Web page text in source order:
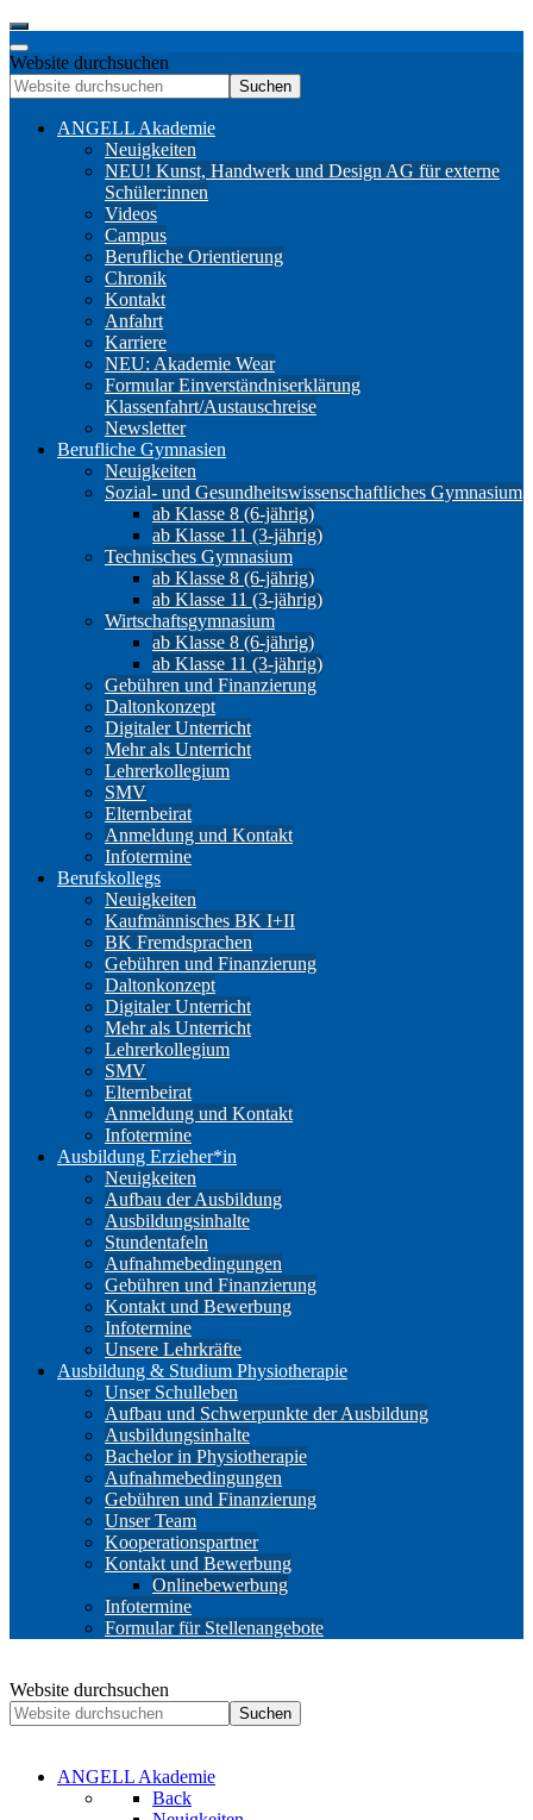
Website durchsuchen
Suchen
ANGELL Akademie
Neuigkeiten
NEU! Kunst, Handwerk und Design AG für externe
Schüler:innen
Videos
Campus
Berufliche Orientierung
Chronik
Kontakt
Anfahrt
Karriere
NEU: Akademie Wear
Formular Einverständniserklärung
Klassenfahrt/Austauschreise
Newsletter
Berufliche Gymnasien
Neuigkeiten
Sozial- und Gesundheitswissenschaftliches Gymnasium
ab Klasse 8 (6-jährig)
ab Klasse 11 (3-jährig)
Technisches Gymnasium
ab Klasse 8 (6-jährig)
ab Klasse 11 (3-jährig)
Wirtschaftsgymnasium
ab Klasse 8 (6-jährig)
ab Klasse 11 (3-jährig)
Gebühren und Finanzierung
Daltonkonzept
Digitaler Unterricht
Mehr als Unterricht
Lehrerkollegium
SMV
Elternbeirat
Anmeldung und Kontakt
Infotermine
Berufskollegs
Neuigkeiten
Kaufmännisches BK I+II
BK Fremdsprachen
Gebühren und Finanzierung
Daltonkonzept
Digitaler Unterricht
Mehr als Unterricht
Lehrerkollegium
SMV
Elternbeirat
Anmeldung und Kontakt
Infotermine
Ausbildung Erzieher*in
Neuigkeiten
Aufbau der Ausbildung
Ausbildungsinhalte
Stundentafeln
Aufnahmebedingungen
Gebühren und Finanzierung
Kontakt und Bewerbung
Infotermine
Unsere Lehrkräfte
Ausbildung & Studium Physiotherapie
Unser Schulleben
Aufbau und Schwerpunkte der Ausbildung
Ausbildungsinhalte
Bachelor in Physiotherapie
Aufnahmebedingungen
Gebühren und Finanzierung
Unser Team
Kooperationspartner
Kontakt und Bewerbung
Onlinebewerbung
Infotermine
Formular für Stellenangebote
Website durchsuchen
Suchen
ANGELL Akademie
Back